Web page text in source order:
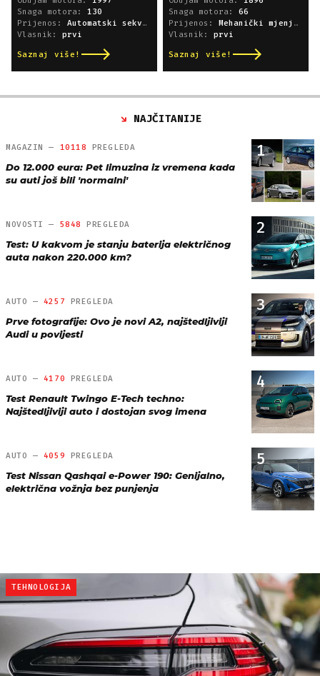
Snaga motora: 130
Prijenos: Automatski sekvencijski
Vlasnik: prvi
Saznaj više!
Snaga motora: 66
Prijenos: Mehanički mjenjač
Vlasnik: prvi
Saznaj više!
NAJČITANIJE
1
MAGAZIN — 10118 PREGLEDA
Do 12.000 eura: Pet limuzina iz vremena kada
su auti još bili 'normalni'
2
NOVOSTI — 5848 PREGLEDA
Test: U kakvom je stanju baterija električnog
auta nakon 220.000 km?
3
AUTO — 4257 PREGLEDA
Prve fotografije: Ovo je novi A2, najštedljiviji
Audi u povijesti
4
AUTO — 4170 PREGLEDA
Test Renault Twingo E-Tech techno:
Najštedljiviji auto i dostojan svog imena
5
AUTO — 4059 PREGLEDA
Test Nissan Qashqai e-Power 190: Genijalno,
električna vožnja bez punjenja
TEHNOLOGIJA